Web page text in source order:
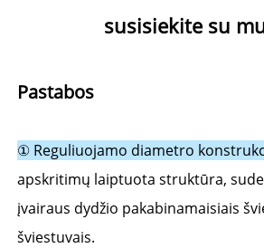
susisiekite su
Pastabos
① Reguliuojamo diametro
apskritimų laiptuota struktūra,
įvairaus dydžio pakabinamaisiais
šviestuvais.